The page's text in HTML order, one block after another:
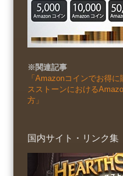
※関連記事
「Amazonコインでお得
スストーンにおける
方」
国内サイト・リンク集